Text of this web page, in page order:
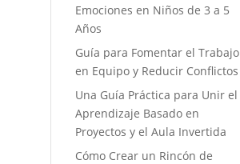
Emociones en Niños de 3 a 5
Años
Guía para Fomentar el Trabajo
en Equipo y Reducir Conflictos
Una Guía Práctica para Unir el
Aprendizaje Basado en
Proyectos y el Aula Invertida
Cómo Crear un Rincón de